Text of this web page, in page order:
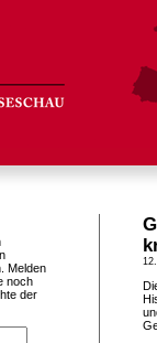
Melden
noch
der